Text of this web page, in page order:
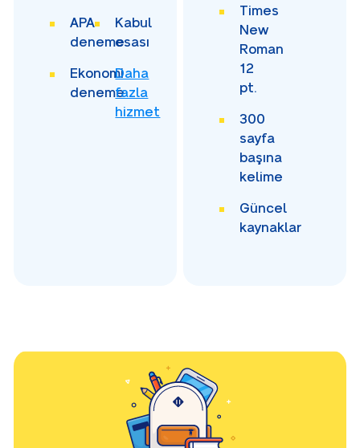
APA
deneme
Kabul
esası
Ekonomi
deneme
Daha
fazla
hizmet
Times
New
Roman
12
pt.
300
sayfa
başına
kelime
Güncel
kaynaklar